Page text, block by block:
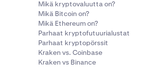
Mikä kryptovaluutta on?
Mikä Bitcoin on?
Mikä Ethereum on?
Parhaat kryptofutuurialustat
Parhaat kryptopörssit
Kraken vs. Coinbase
Kraken vs Binance